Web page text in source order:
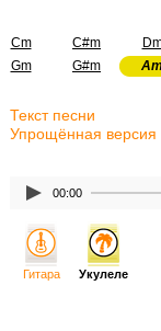
Cm C#m
Gm
G#m
Текст песни
Упрощённая версия
00:00
Гитара Укулеле